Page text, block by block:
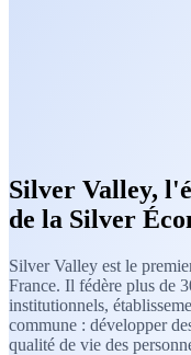
Silver Valley,
de la Silver
Silver Valley est le
France. Il fédère plus de
institutionnels,
commune : développer
qualité de vie des